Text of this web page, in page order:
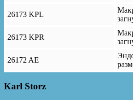
26173 KPL
26173 KPR
26172 AE
Karl Storz